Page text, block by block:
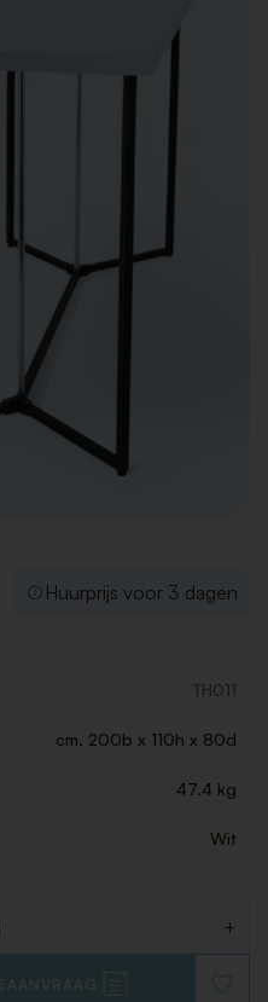
Huurprijs voor 3 dagen
TH011
cm. 200b x 110h x 80d
47.4 kg
Wit
+